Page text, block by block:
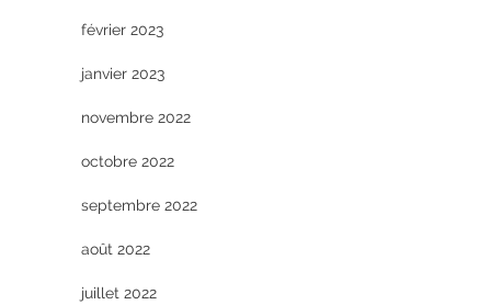
février 2023
janvier 2023
novembre 2022
octobre 2022
septembre 2022
août 2022
juillet 2022